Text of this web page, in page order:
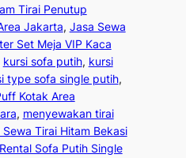
Tirai Penutup
Jakarta, Jasa Sewa
Set Meja VIP Kaca
kursi sofa putih, kursi
type sofa single putih
Kotak Area
, menyewakan tirai
Tirai Hitam Bekasi
Sofa Putih Single